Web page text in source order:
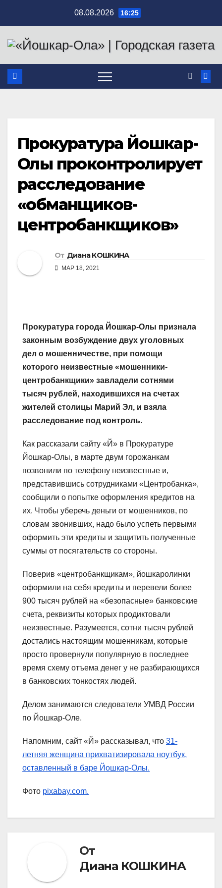
содержимому
08.08.2026 16:25
Прокуратура Йошкар-
Олы проконтролирует
расследование
«обманщиков-
центробанкщиков»
От Диана КОШКИНА
МАР 18, 2021
Прокуратура города Йошкар-Олы признала
законным возбуждение двух уголовных
дел о мошенничестве, при помощи
которого неизвестные «мошенники-
центробанкщики» завладели сотнями
тысяч рублей, находившихся на счетах
жителей столицы Марий Эл, и взяла
расследование под контроль.
Как рассказали сайту «Й» в Прокуратуре
Йошкар-Олы, в марте двум горожанкам
позвонили по телефону неизвестные и,
представившись сотрудниками «Центробанка»,
сообщили о попытке оформления кредитов на
их. Чтобы уберечь деньги от мошенников, по
словам звонивших, надо было успеть первыми
оформить эти кредиты и защитить полученные
суммы от посягательств со стороны.
Поверив «центробанкщикам», йошкаролинки
оформили на себя кредиты и перевели более
900 тысяч рублей на «безопасные» банковские
счета, реквизиты которых продиктовали
неизвестные. Разумеется, сотни тысяч рублей
достались настоящим мошенникам, которые
просто провернули популярную в последнее
время схему отъема денег у не разбирающихся
в банковских тонкостях людей.
Делом занимаются следователи УМВД России
по Йошкар-Оле.
Напомним, сайт «Й» рассказывал, что 31-
летняя женщина прихватизировала ноутбук,
оставленный в баре Йошкар-Олы.
Фото pixabay.com.
От
Диана КОШКИНА